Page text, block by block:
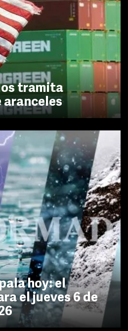
tramita
aranceles
hoy: el
el jueves 6 de